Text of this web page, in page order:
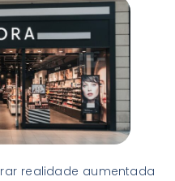
realidade aumentada